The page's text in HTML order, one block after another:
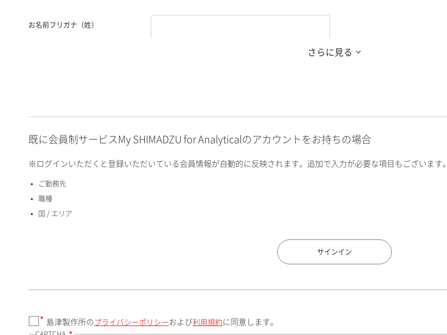
お名前フリガナ（姓）
英数）
国 / エリア
住所検索
都道府県（勤務先）
さらに見る
既に会員制サービスMy SHIMADZU for Analyticalのアカウントをお持ちの場合
※ログインいただくと登録いただいている会員情報が自動的に反映されます。追加で入力が必要な項目もございます。
ご勤務先
職種
国 / エリア
サインイン
島津製作所の プライバシーポリシー および利用規約 に同意します。